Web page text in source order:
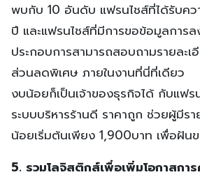
พบกับ 10 อันดับ แฟรนไชส์ที่ได้รับคว
ปี และแฟรนไชส์ที่มีการขอข้อมูลการ
ประกอบการสามารถสอบถามรายละ
ส่วนลดพิเศษ ภายในงานที่นี่ที่เดียว
งบน้อยก็เป็นเจ้าของธุรกิจได้ กับแฟร
ระบบบริหารร้านดี ราคาถูก ช่วยผู้มีร
น้อยเริ่มต้นเพียง 1,900บาท เพื่อฝัน
5. รวมโลจิสติกส์เพื่อเพิ่มโอกาสกา